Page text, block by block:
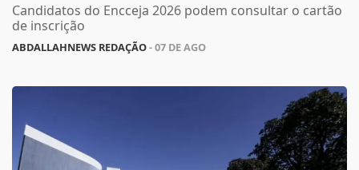
Candidatos do Encceja 2026 podem consultar o cartão
de inscrição
ABDALLAHNEWS REDAÇÃO- 07 DE AGO